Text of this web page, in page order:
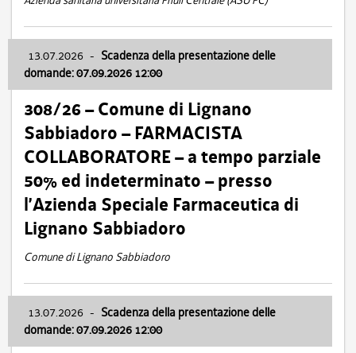
13.07.2026 - Scadenza della presentazione delle
domande: 07.09.2026 12:00
308/26 – Comune di Lignano
Sabbiadoro – FARMACISTA
COLLABORATORE – a tempo parziale
50% ed indeterminato – presso
l’Azienda Speciale Farmaceutica di
Lignano Sabbiadoro
Comune di Lignano Sabbiadoro
13.07.2026 - Scadenza della presentazione delle
domande: 07.09.2026 12:00